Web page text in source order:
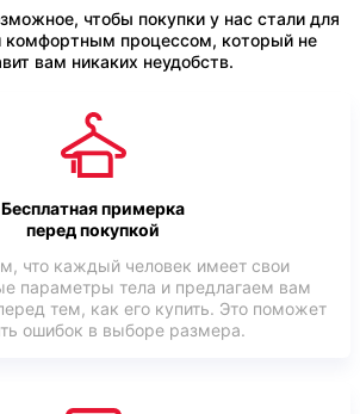
чтобы покупки у нас стали для
комфортным процессом, который не
вам никаких неудобств.
Бесплатная примерка
перед покупкой
что каждый человек имеет свои
параметры тела и предлагаем вам
тем, как его купить. Это поможет
ошибок в выборе размера.